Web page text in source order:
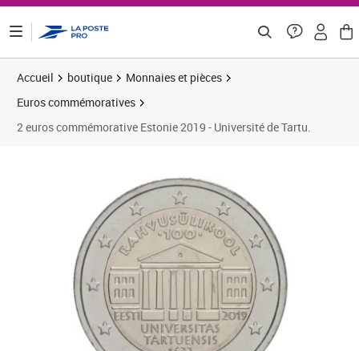
Accueil boutique
Monnaies et pièces
Euros commémoratives
2 euros commémorative Estonie 2019 - Université de Tartu.